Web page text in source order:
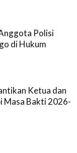
Polisi
di Hukum
Ketua dan
Masa Bakti 2026-